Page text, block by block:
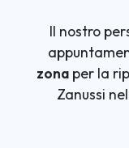
Il nostro
zona per la
Zanussi nel